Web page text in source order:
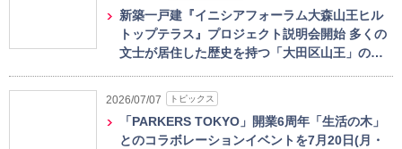
新築一戸建『イニシアフォーラム大森山王ヒル
トップテラス』プロジェクト説明会開始 多くの
文士が居住した歴史を持つ「大田区山王」の…
2026/07/07 トピックス
「PARKERS TOKYO」開業6周年「生活の木」
とのコラボレーションイベントを7月20日(月・